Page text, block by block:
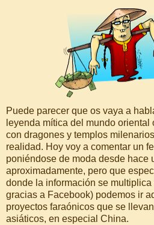
Puede parecer que os vaya a
leyenda mítica del mundo
con dragones y templos
realidad. Hoy voy a comentar un
poniéndose de moda desde hace
aproximadamente, pero que
donde la información se
gracias a Facebook) podemos ir
proyectos faraónicos que se
asiáticos, en especial China.